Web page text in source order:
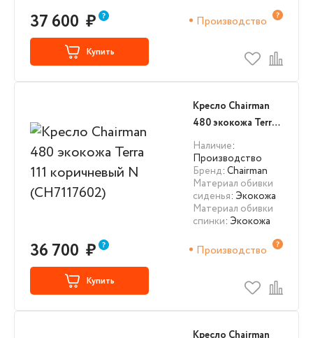
37 600 ₽ Производство
Купить
Кресло Chairman
480 экокожа Terra
111 коричневый N
(CH7117602)
Наличие:
Производство
Бренд: Chairman
Материал обивки
сиденья: Экокожа
Материал обивки
спинки: Экокожа
36 700 ₽ Производство
Купить
Кресло Chairman